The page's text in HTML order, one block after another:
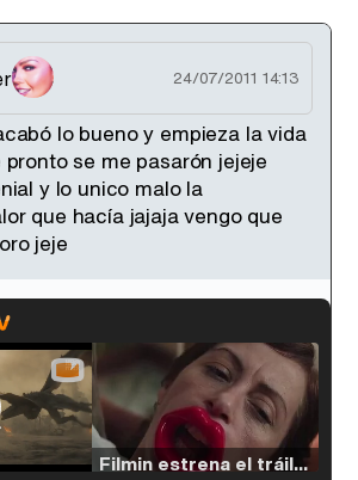
24/07/2011 14:13
lo bueno y empieza la vida
se me pasarón jejeje
y lo unico malo la
que hacía jajaja vengo que
jeje
Unmute Filmin estrena el tráiler de 'Millennial Mal', su nueva comedia universitaria de la mano de Lorena Iglesias